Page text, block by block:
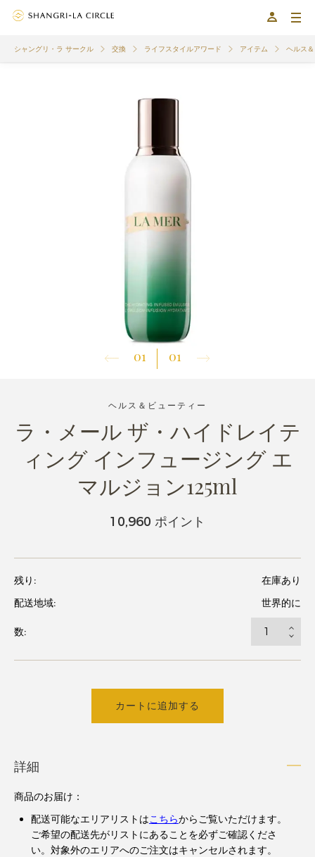
シャングリ・ラ サークル 交換 ライフスタイルアワード アイテム ヘルス
01 01
ヘルス＆ビューティー
ラ・メール ザ・ハイドレイテ
ィング インフュージング エ
マルジョン125ml
10,960 ポイント
残り:
在庫あり
配送地域:
世界的に
数:
カートに追加する
詳細
商品のお届け ：
配送可能なエリアリストはこちらからご覧いただけます。
ご希望の配送先がリストにあることを必ずご確認くださ
い。対象外のエリアへのご注文はキャンセルされます。